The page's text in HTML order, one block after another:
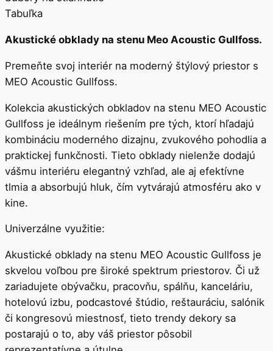
Tabuľka
Akustické obklady na stenu Meo Acoustic Gullfoss.
Premeňte svoj interiér na moderný štýlový priestor s
MEO Acoustic Gullfoss.
Kolekcia akustických obkladov na stenu MEO Acoustic
Gullfoss je ideálnym riešením pre tých, ktorí hľadajú
kombináciu moderného dizajnu, zvukového pohodlia a
praktickej funkčnosti. Tieto obklady nielenže dodajú
vášmu interiéru elegantný vzhľad, ale aj efektívne
tlmia a absorbujú hluk, čím vytvárajú atmosféru ako v
kine.
Univerzálne využitie:
Akustické obklady na stenu MEO Acoustic Gullfoss je
skvelou voľbou pre široké spektrum priestorov. Či už
zariadujete obývačku, pracovňu, spálňu, kanceláriu,
hotelovú izbu, podcastové štúdio, reštauráciu, salónik
či kongresovú miestnosť, tieto trendy dekory sa
postarajú o to, aby váš priestor pôsobil